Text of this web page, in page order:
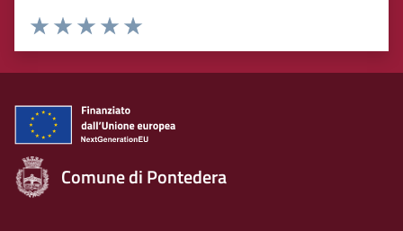
Rating:
Valuta 5 stelle su 5
Valuta 4 stelle su 5
Valuta 3 stelle su 5
Valuta 2 stelle su 5
Valuta 1 stelle su 5
Comune di Pontedera